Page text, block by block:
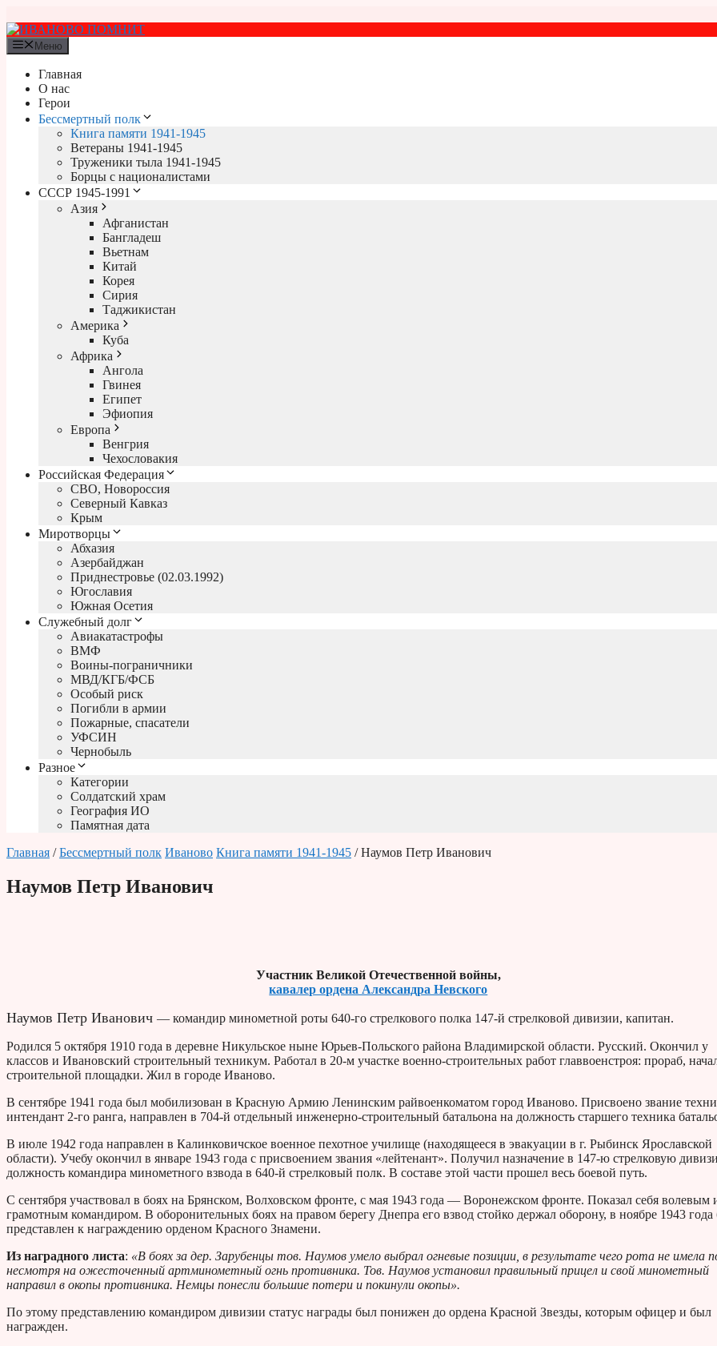
к
содержимому
Меню
Главная
О нас
Герои
Бессмертный полк
Книга памяти 1941-1945
Ветераны 1941-1945
Труженики тыла 1941-1945
Борцы с националистами
СССР 1945-1991
Азия
Афганистан
Бангладеш
Вьетнам
Китай
Корея
Сирия
Таджикистан
Америка
Куба
Африка
Ангола
Гвинея
Египет
Эфиопия
Европа
Венгрия
Чехословакия
Российская Федерация
СВО, Новороссия
Северный Кавказ
Крым
Миротворцы
Абхазия
Азербайджан
Приднестровье (02.03.1992)
Югославия
Южная Осетия
Служебный долг
Авиакатастрофы
ВМФ
Воины-пограничники
МВД/КГБ/ФСБ
Особый риск
Погибли в армии
Пожарные, спасатели
УФСИН
Чернобыль
Разное
Категории
Солдатский храм
География ИО
Памятная дата
Главная /Бессмертный полк Иваново Книга памяти 1941-1945 / Наумов Петр Иванович
Наумов Петр Иванович
Участник Великой Отечественной войны,
кавалер ордена Александра Невского
Наумов Петр Иванович — командир минометной роты 640-го стрелкового полка 147-й стрелковой дивизии, капитан.
Родился 5 октября 1910 года в деревне Никульское ныне Юрьев-Польского района Владимирской области. Русский. Окончил у
классов и Ивановский строительный техникум. Работал в 20-м участке военно-строительных работ главвоенстроя: прораб,
строительной площадки. Жил в городе Иваново.
В сентябре 1941 года был мобилизован в Красную Армию Ленинским райвоенкоматом город Иваново. Присвоено звание
интендант 2-го ранга, направлен в 704-й отдельный инженерно-строительный батальона на должность старшего техника
В июле 1942 года направлен в Калинковичское военное пехотное училище (находящееся в эвакуации в г. Рыбинск Ярославской
области). Учебу окончил в январе 1943 года с присвоением звания «лейтенант». Получил назначение в 147-ю стрелковую
должность командира минометного взвода в 640-й стрелковый полк. В составе этой части прошел весь боевой путь.
С сентября участвовал в боях на Брянском, Волховском фронте, с мая 1943 года — Воронежском фронте. Показал себя волевым
грамотным командиром. В оборонительных боях на правом берегу Днепра его взвод стойко держал оборону, в ноябре 1943
представлен к награждению орденом Красного Знамени.
Из наградного листа: «В боях за дер. Зарубенцы тов. Наумов умело выбрал огневые позиции, в результате чего рота не имела
несмотря на ожесточенный артминометный огнь противника. Тов. Наумов установил правильный прицел и свой минометный
направил в окопы противника. Немцы понесли большие потери и покинули окопы».
По этому представлению командиром дивизии статус награды был понижен до ордена Красной Звезды, которым офицер и был
награжден.